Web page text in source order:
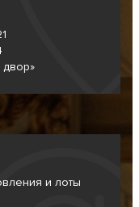
двор»
и лоты